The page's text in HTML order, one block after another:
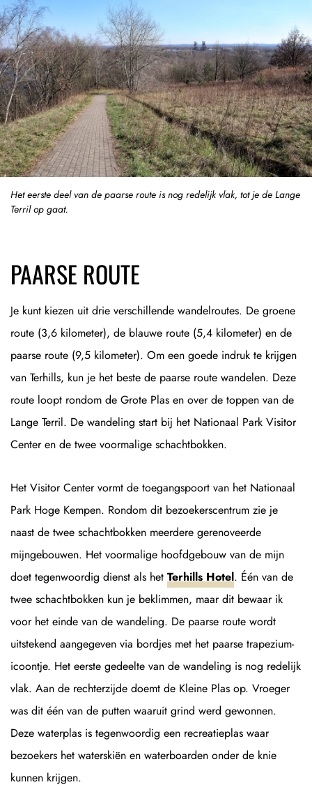
Het eerste deel van de paarse route is nog redelijk vlak, tot je de Lange
Terril op gaat.
PAARSE ROUTE
Je kunt kiezen uit drie verschillende wandelroutes. De groene
route (3,6 kilometer), de blauwe route (5,4 kilometer) en de
paarse route (9,5 kilometer). Om een goede indruk te krijgen
van Terhills, kun je het beste de paarse route wandelen. Deze
route loopt rondom de Grote Plas en over de toppen van de
Lange Terril. De wandeling start bij het Nationaal Park Visitor
Center en de twee voormalige schachtbokken.
Het Visitor Center vormt de toegangspoort van het Nationaal
Park Hoge Kempen. Rondom dit bezoekerscentrum zie je
naast de twee schachtbokken meerdere gerenoveerde
mijngebouwen. Het voormalige hoofdgebouw van de mijn
doet tegenwoordig dienst als het Terhills Hotel. Één van de
twee schachtbokken kun je beklimmen, maar dit bewaar ik
voor het einde van de wandeling. De paarse route wordt
uitstekend aangegeven via bordjes met het paarse trapezium-
icoontje. Het eerste gedeelte van de wandeling is nog redelijk
vlak. Aan de rechterzijde doemt de Kleine Plas op. Vroeger
was dit één van de putten waaruit grind werd gewonnen.
Deze waterplas is tegenwoordig een recreatieplas waar
bezoekers het waterskiën en waterboarden onder de knie
kunnen krijgen.